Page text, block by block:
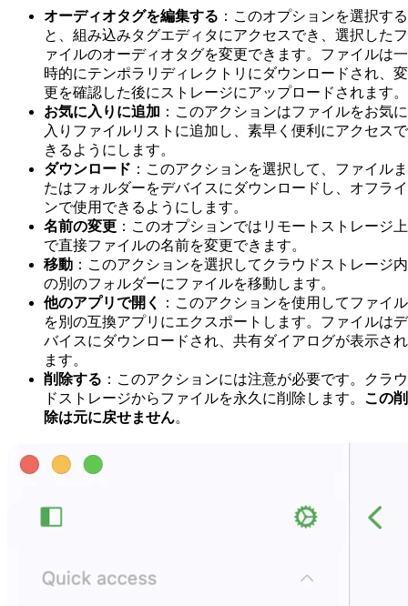
オーディオタグを編集する ：このオプションを選択する
と、組み込みタグエディタにアクセスでき、選択したフ
ァイルのオーディオタグを変更できます。ファイルは一
時的にテンポラリディレクトリにダウンロードされ、変
更を確認した後にストレージにアップロードされます。
お気に入りに追加 ：このアクションはファイルをお気に
入りファイルリストに追加し、素早く便利にアクセスで
きるようにします。
ダウンロード ：このアクションを選択して、ファイルま
たはフォルダーをデバイスにダウンロードし、オフライ
ンで使用できるようにします。
名前の変更 ：このオプションではリモートストレージ上
で直接ファイルの名前を変更できます。
移動 ：このアクションを選択してクラウドストレージ内
の別のフォルダーにファイルを移動します。
他のアプリで開く
：このアクションを使用してファイル
を別の互換アプリにエクスポートします。ファイルはデ
バイスにダウンロードされ、共有ダイアログが表示され
ます。
削除する ：このアクションには注意が必要です。クラウ
ドストレージからファイルを永久に削除します。 この削
除は元に戻せません。